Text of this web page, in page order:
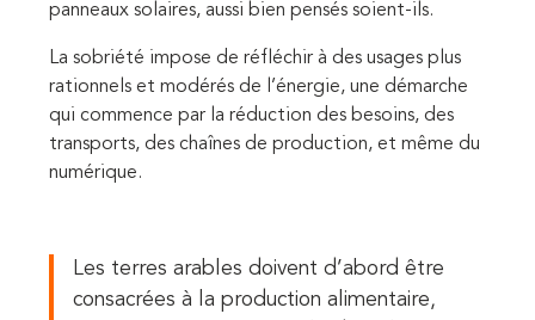
panneaux solaires, aussi bien pensés soient-ils.
La sobriété impose de réfléchir à des usages plus
rationnels et modérés de l’énergie, une démarche
qui commence par la réduction des besoins, des
transports, des chaînes de production, et même du
numérique.
Les terres arables doivent d’abord être
consacrées à la production alimentaire,